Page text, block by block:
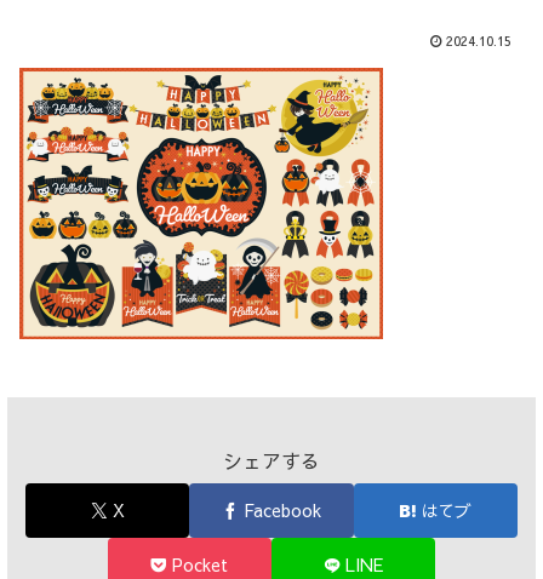
2024.10.15
シェアする
X Facebook はてブ
Pocket LINE